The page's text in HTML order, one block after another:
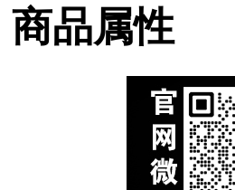
商品属性